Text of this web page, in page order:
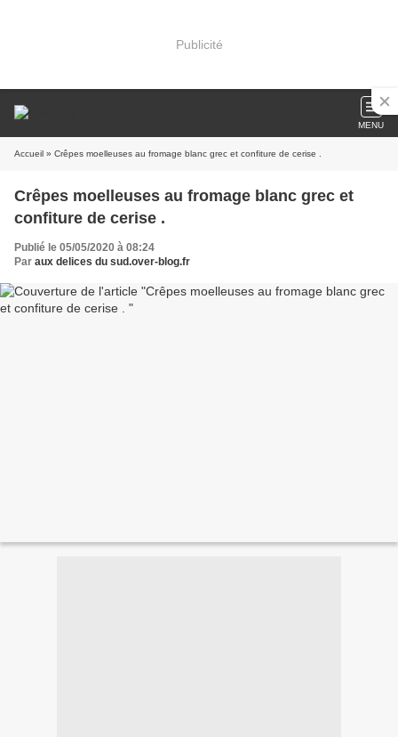
Publicité
MENU
Accueil » Crêpes moelleuses au fromage blanc grec et confiture de cerise .
Crêpes moelleuses au fromage blanc grec et
confiture de cerise .
Publié le 05/05/2020 à 08:24
Par aux delices du sud.over-blog.fr